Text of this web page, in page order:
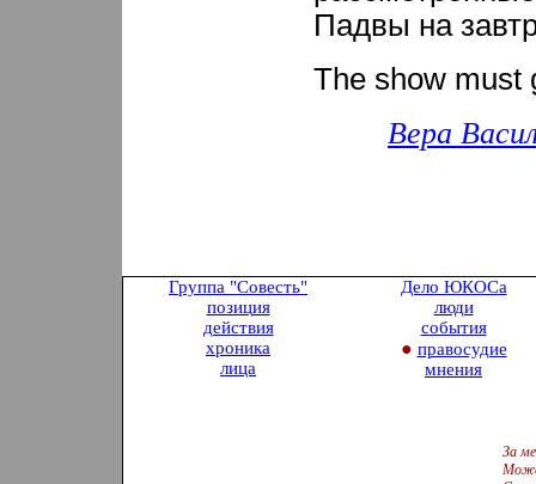
Падвы на
The show must
Вера
Группа "Совесть"
позиция
действия
хроника
лица
Дело ЮКОСа
люди
события
● правосудие
мнения
За